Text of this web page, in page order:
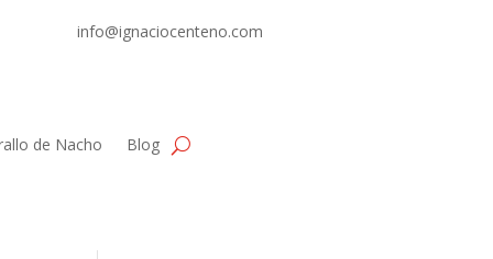
info@ignaciocenteno.com
de Nacho Blog